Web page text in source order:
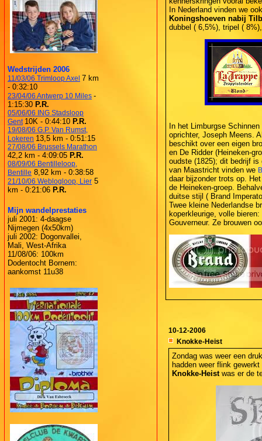
Wedstrijden 2006
11/03/06 Trimloop Axel 7 km
- 0:32:10
23/04/06 Antwerp 10 Miles -
1:15:30 P.R.
05/06/06 ING Stadsloop
Gent 10K - 0:44:10 P.R.
19/08/06 G.P. Van Rumst,
Lokeren 13,5 km - 0:51:15
27/08/06 Brussels Marathon
42,2 km - 4:09:05 P.R.
08/09/06 Bentilleloop,
Bentille 8,92 km - 0:38:58
21/10/06 Weblogloop, Lier 5
km - 0:21:06 P.R.
Mijn wandelprestaties
juli 2001: 4-daagse
Nijmegen (4x50km)
juli 2002: Dogonvallei,
Mali, West-Afrika
11/08/06: 100km
Dodentocht Bornem:
aankomst 11u38
In Nederland vinden we
Koningshoeven nabij
dubbel ( 6,5%), tripel (
In het Limburgse
oprichter, Joseph Meens.
beschikt over een eigen
en De Ridder (Heineken-
oudste (1825); dit bedrijf
van Maastricht vinden we
daar bijzonder trots op.
de Heineken-groep.
duitse stijl ( Brand
Twee kleine Nederlandse
koperkleurige, volle bieren:
Gouverneur. Ze brouwen
10-12-2006
Knokke-Heist
Zondag was weer een
hadden weer flink
Knokke-Heistwas er de